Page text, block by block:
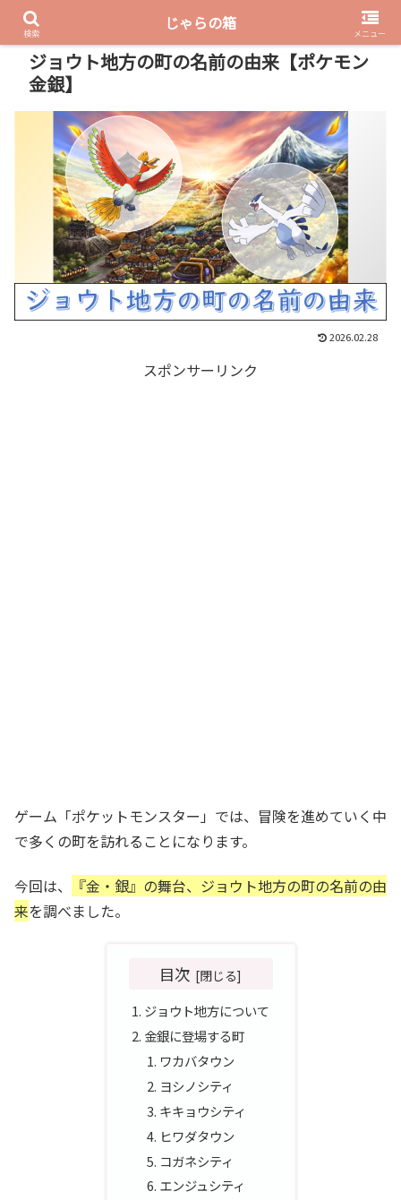
PR
ジョウト地方の町の名前の由来【ポケモン
金銀】
2026.02.28
スポンサーリンク
ゲーム「ポケットモンスター」では、冒険を進めていく中
で多くの町を訪れることになります。
今回は、
『金・銀』の舞台、ジョウト地方の町の名前の由
来を調べました。
目次
ジョウト地方について
金銀に登場する町
ワカバタウン
ヨシノシティ
キキョウシティ
ヒワダタウン
コガネシティ
エンジュシティ
検索
じゃらの箱
メニュー